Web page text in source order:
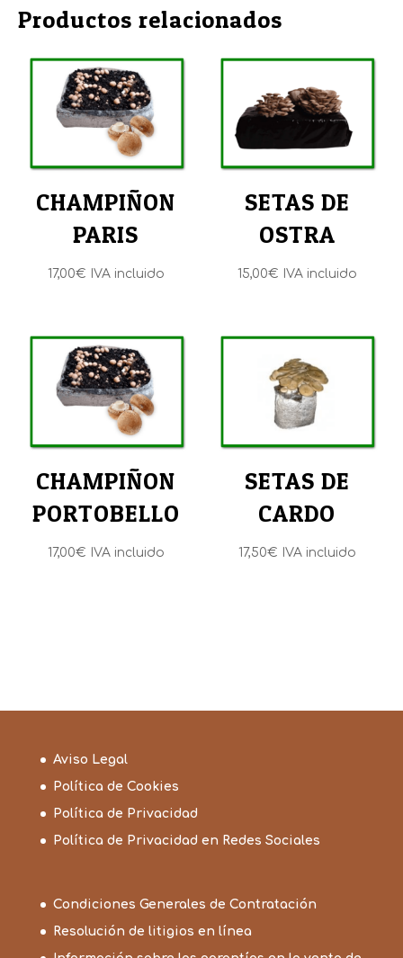
Productos relacionados
CHAMPIÑON
PARIS
17,00€ IVA incluido
SETAS DE
OSTRA
15,00€ IVA incluido
CHAMPIÑON
PORTOBELLO
17,00€ IVA incluido
SETAS DE
CARDO
17,50€ IVA incluido
Aviso Legal
Política de Cookies
Política de Privacidad
Política de Privacidad en Redes Sociales
Condiciones Generales de Contratación
Resolución de litigios en línea